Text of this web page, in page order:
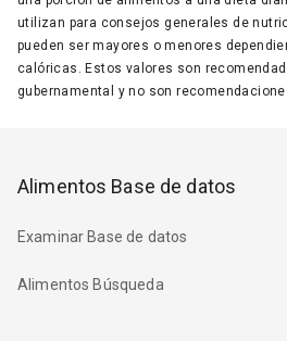
utilizan para consejos generales de
pueden ser mayores o menores
calóricas. Estos valores son
gubernamental y no son
Alimentos Base de datos
Examinar Base de datos
Alimentos Búsqueda